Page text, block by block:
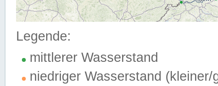
Legende:
mittlerer Wasserstand
niedriger Wasserstand (kleiner/